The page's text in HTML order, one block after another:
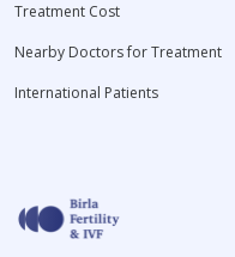
Treatment Cost
Nearby Doctors for Treatment
International Patients